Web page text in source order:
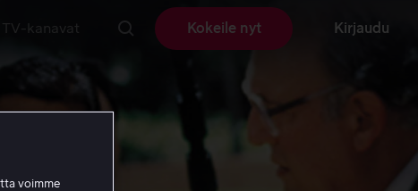
TV-kanavat Kokeile nyt Kirjaudu
voimme